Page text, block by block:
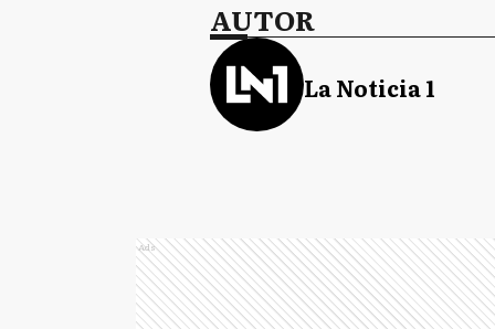
AUTOR
La Noticia 1
Ads